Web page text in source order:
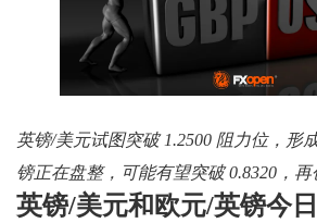
英镑/美元试图突破 1.2500 阻力位，形
镑正在盘整，可能有望突破 0.8320，再
英镑/美元和欧元/英镑今